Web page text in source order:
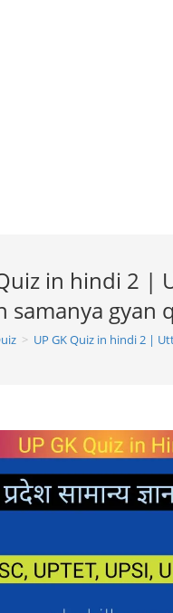
in hindi 2 |
samanya gyan
> UP GK Quiz in hindi 2 |